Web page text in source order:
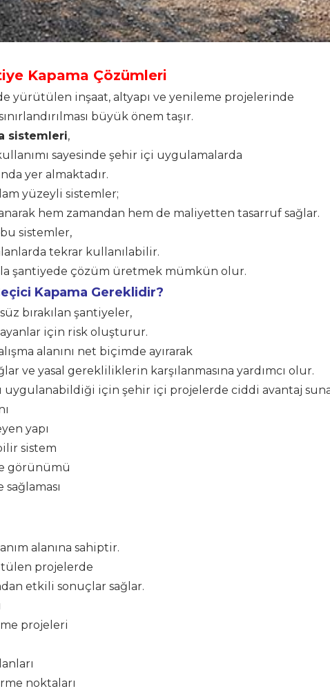
Kapama Çözümleri
yürütülen inşaat, altyapı ve yenileme projelerinde
büyük önem taşır.
sistemleri,
sayesinde şehir içi uygulamalarda
yer almaktadır.
yüzeyli sistemler;
hem zamandan hem de maliyetten tasarruf sağlar.
sistemler,
tekrar kullanılabilir.
şantiyede çözüm üretmek mümkün olur.
Kapama Gereklidir?
bırakılan şantiyeler,
için risk oluşturur.
alanını net biçimde ayırarak
ve yasal gerekliliklerin karşılanmasına yardımcı olur.
uygulanabildiği için şehir içi projelerde ciddi avantaj
yapı
sistem
görünümü
alanına sahiptir.
projelerde
etkili sonuçlar sağlar.
projeleri
noktaları